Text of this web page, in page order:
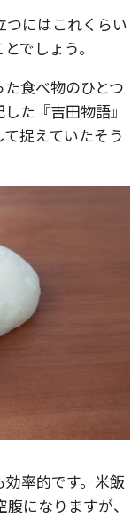
つにはこれくらい
でしょう。
食べ物のひとつ
た『吉田物語』
て捉えていたそう
率的です。米飯
になりますが、